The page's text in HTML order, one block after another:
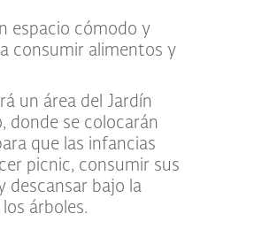
espacio cómodo y
consumir alimentos y
un área del Jardín
donde se colocarán
que las infancias
picnic, consumir sus
descansar bajo la
árboles.